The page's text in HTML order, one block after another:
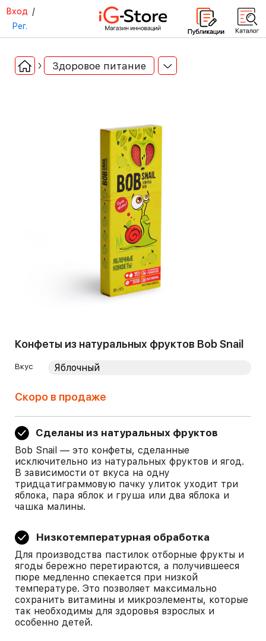
Вход /
Рег.
Здоровое питание
Конфеты из натуральных фруктов Bob Snail
Вкус
Скоро в продаже
Сделаны из натуральных фруктов
Bob Snail — это конфеты, сделанные
исключительно из натуральных фруктов и ягод.
В зависимости от вкуса на одну
тридцатиграммовую пачку улиток уходит три
яблока, пара яблок и груша или два яблока и
чашка малины.
Низкотемпературная обработка
Для производства пастилок отборные фрукты и
ягоды бережно перетираются, а получившееся
пюре медленно спекается при низкой
температуре. Это позволяет максимально
сохранить витамины и микроэлементы, которые
так необходимы для здоровья взрослых и
особенно детей.